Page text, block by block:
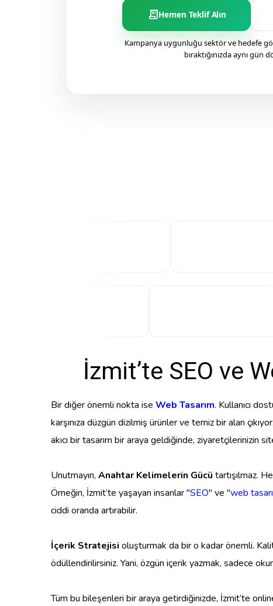
receipt_longHemen Teklif Alın
Kampanya uygunluğu sektör ve hedefe
bıraktığınızda aynı gün
İzmit’te SEO ve
Bir diğer önemli nokta ise Web Tasarım. Kullanıcı
karşınıza düzgün dizilmiş ürünler ve temiz bir alan
akıcı bir tasarım bir araya geldiğinde, ziyaretçilerinizin
Unutmayın, Anahtar Kelimelerin Gücü tartışılmaz.
Örneğin, İzmit’te yaşayan insanlar "SEO" ve "web
ciddi oranda artırabilir.
İçerik Stratejisi oluşturmak da bir o kadar önemli.
ödüllendirilirsiniz. Yani, özgün içerik yazmak, sadece
Tüm bu bileşenleri bir araya getirdiğinizde, İzmit’te